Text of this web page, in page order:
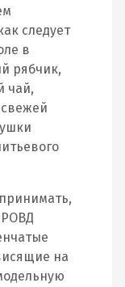
следует
в
рябчик,
чай,
РОВД
на